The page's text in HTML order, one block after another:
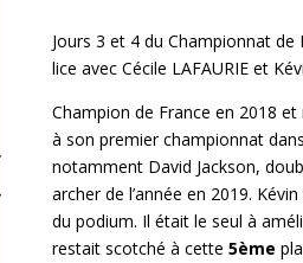
Jours 3 et 4 du Championnat
lice avec Cécile LAFAURIE et
Champion de France en 2018
à son premier championnat
notamment David Jackson,
archer de l’année en 2019.
du podium. Il était le seul à
restait scotché à cette5ème